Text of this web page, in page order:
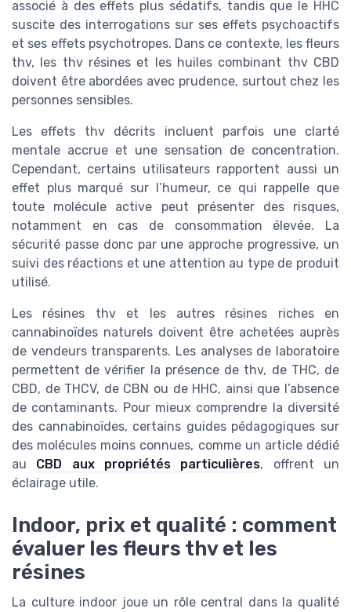
associé à des effets plus sédatifs, tandis que le HHC
suscite des interrogations sur ses effets psychoactifs
et ses effets psychotropes. Dans ce contexte, les fleurs
thv, les thv résines et les huiles combinant thv CBD
doivent être abordées avec prudence, surtout chez les
personnes sensibles.
Les effets thv décrits incluent parfois une clarté
mentale accrue et une sensation de concentration.
Cependant, certains utilisateurs rapportent aussi un
effet plus marqué sur l’humeur, ce qui rappelle que
toute molécule active peut présenter des risques,
notamment en cas de consommation élevée. La
sécurité passe donc par une approche progressive, un
suivi des réactions et une attention au type de produit
utilisé.
Les résines thv et les autres résines riches en
cannabinoïdes naturels doivent être achetées auprès
de vendeurs transparents. Les analyses de laboratoire
permettent de vérifier la présence de thv, de THC, de
CBD, de THCV, de CBN ou de HHC, ainsi que l’absence
de contaminants. Pour mieux comprendre la diversité
des cannabinoïdes, certains guides pédagogiques sur
des molécules moins connues, comme un article dédié
au CBD aux propriétés particulières, offrent un
éclairage utile.
Indoor, prix et qualité : comment
évaluer les fleurs thv et les
résines
La culture indoor joue un rôle central dans la qualité